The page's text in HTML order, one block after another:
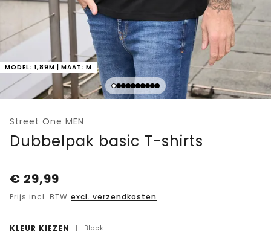
MODEL: 1,89M | MAAT: M
Street One MEN
Dubbelpak basic T-shirts
€ 29,99
Prijs incl. BTW excl. verzendkosten
KLEUR KIEZEN | Black